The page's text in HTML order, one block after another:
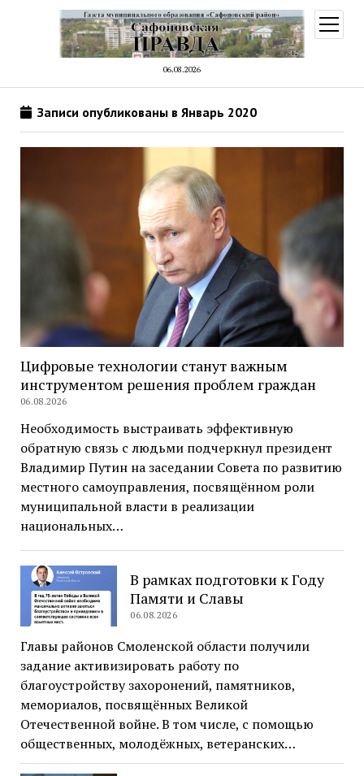
06.08.2026
меню
Записи опубликованы в Январь 2020
Цифровые технологии станут важным
инструментом решения проблем граждан
06.08.2026
Необходимость выстраивать эффективную
обратную связь с людьми подчеркнул президент
Владимир Путин на заседании Совета по развитию
местного самоуправления, посвящённом роли
муниципальной власти в реализации
национальных…
В рамках подготовки к Году
Памяти и Славы
06.08.2026
Главы районов Смоленской области получили
задание активизировать работу по
благоустройству захоронений, памятников,
мемориалов, посвящённых Великой
Отечественной войне. В том числе, с помощью
общественных, молодёжных, ветеранских…